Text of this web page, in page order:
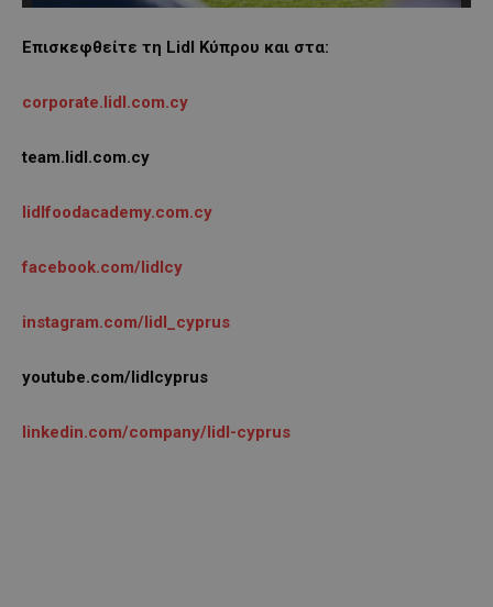
Επισκεφθείτε τη Lidl Κύπρου και στα:
corporate.lidl.com.cy
team.lidl.com.cy
lidlfoodacademy.com.cy
facebook.com/lidlcy
instagram.com/lidl_cyprus
youtube.com/lidlcyprus
linkedin.com/company/lidl-cyprus